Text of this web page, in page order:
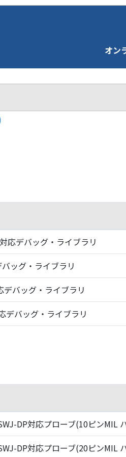
オン
応デバッグ・ライブラリ
ッグ・ライブラリ
デバッグ・ライブラリ
デバッグ・ライブラリ
DP対応プローブ(10ピンMIL
DP対応プローブ(20ピンMIL